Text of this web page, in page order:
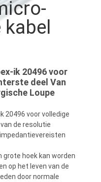
ik 20496 voor
deel Van
Loupe
20496 voor volledige
de resolutie
grote hoek kan worden
op het leven van de
door normale